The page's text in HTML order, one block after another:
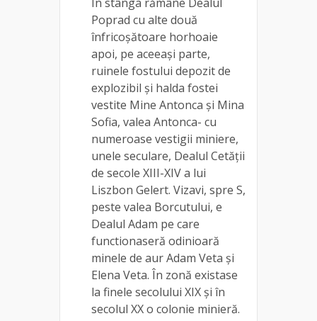
Poprad cu alte două
înfricoșătoare horhoaie
apoi, pe aceeași parte,
ruinele fostului depozit de
explozibil și halda fostei
vestite Mine Antonca și Mina
Sofia, valea Antonca- cu
numeroase vestigii miniere,
unele seculare, Dealul Cetății
de secole XIII-XIV a lui
Liszbon Gelert. Vizavi, spre S,
peste valea Borcutului, e
Dealul Adam pe care
functionaseră odinioară
minele de aur Adam Veta și
Elena Veta. În zonă existase
la finele secolului XIX și în
secolul XX o colonie minieră.